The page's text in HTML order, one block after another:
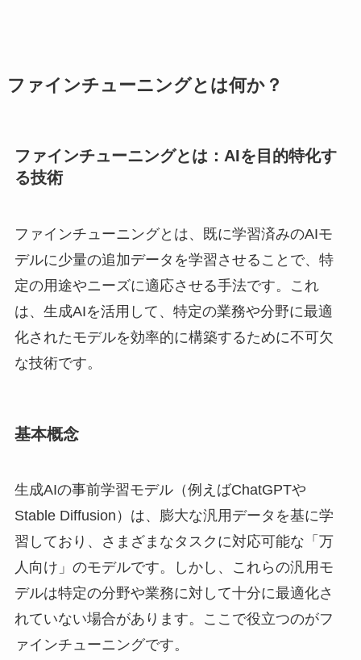
ファインチューニングとは何か？
ファインチューニングとは：AIを目的特化す
る技術
ファインチューニングとは、既に学習済みのAIモ
デルに少量の追加データを学習させることで、特
定の用途やニーズに適応させる手法です。これ
は、生成AIを活用して、特定の業務や分野に最適
化されたモデルを効率的に構築するために不可欠
な技術です。
基本概念
生成AIの事前学習モデル（例えばChatGPTや
Stable Diffusion）は、膨大な汎用データを基に学
習しており、さまざまなタスクに対応可能な「万
人向け」のモデルです。しかし、これらの汎用モ
デルは特定の分野や業務に対して十分に最適化さ
れていない場合があります。ここで役立つのがフ
ァインチューニングです。